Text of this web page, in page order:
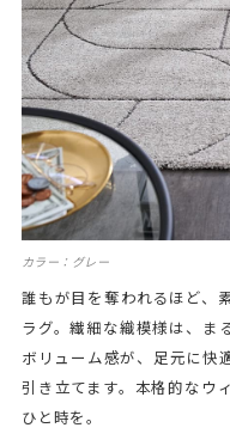
カラー：グレー
誰もが目を奪われるほど、
ラグ。繊細な織模様は、ま
ボリューム感が、足元に快
引き立てます。本格的なウ
ひと時を。